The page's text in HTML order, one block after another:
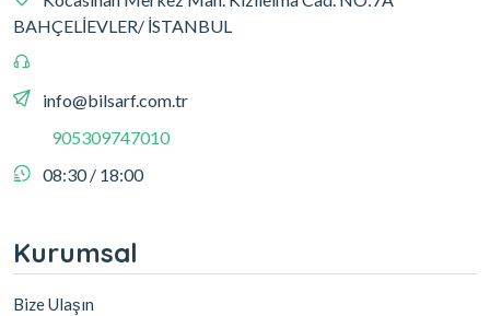
BAHÇELİEVLER/ İSTANBUL
info@bilsarf.com.tr
905309747010
08:30 / 18:00
Kurumsal
Bize Ulaşın